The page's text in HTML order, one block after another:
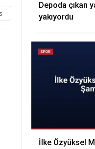
Depoda çıkan
yakıyordu
İlke Özyüksel